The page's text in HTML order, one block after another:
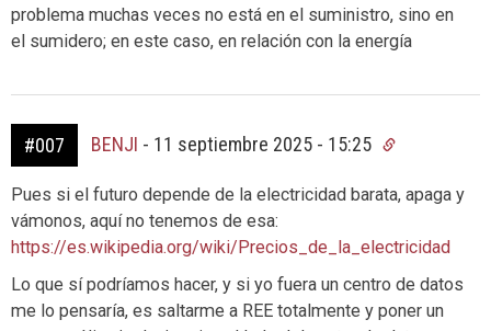
problema muchas veces no está en el suministro, sino en
el sumidero; en este caso, en relación con la energía
#007 BENJI - 11 septiembre 2025 - 15:25
Pues si el futuro depende de la electricidad barata, apaga y
vámonos, aquí no tenemos de esa:
https://es.wikipedia.org/wiki/Precios_de_la_electricidad
Lo que sí podríamos hacer, y si yo fuera un centro de datos
me lo pensaría, es saltarme a REE totalmente y poner un